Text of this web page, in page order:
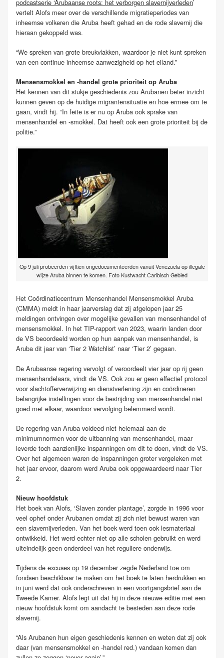
podcastserie ‘Arubaanse roots: het verborgen slavernijverleden’
vertelt Alofs meer over de verschillende migratieperiodes van
inheemse volkeren die Aruba heeft gehad en de rode slavernij die
hieraan gekoppeld was.
“We spreken van grote breukvlakken, waardoor je niet kunt spreken
van een continue inheemse aanwezigheid op het eiland.”
Mensensmokkel en -handel grote prioriteit op Aruba
Het kennen van dit stukje geschiedenis zou Arubanen beter inzicht
kunnen geven op de huidige migrantensituatie en hoe ermee om te
gaan, vindt hij. “In feite is er nu op Aruba ook sprake van
mensenhandel en -smokkel. Dat heeft ook een grote prioriteit bij de
politie.”
Op 9 juli probeerden vijftien ongedocumenteerden vanuit Venezuela op illegale
wijze Aruba binnen te komen. Foto Kustwacht Caribisch Gebied
Het Coördinatiecentrum Mensenhandel Mensensmokkel Aruba
(CMMA) meldt in haar jaarverslag dat zij afgelopen jaar 25
meldingen ontvingen over mogelijke gevallen van mensenhandel of
mensensmokkel. In het TIP-rapport van 2023, waarin landen door
de VS beoordeeld worden op hun aanpak van mensenhandel, is
Aruba dit jaar van ‘Tier 2 Watchlist’ naar ‘Tier 2’ gegaan.
De Arubaanse regering vervolgt of veroordeelt vier jaar op rij geen
mensenhandelaars, vindt de VS. Ook zou er geen effectief protocol
voor slachtofferverwijzing en dienstverlening zijn en coördineren
belangrijke instellingen voor de bestrijding van mensenhandel niet
goed met elkaar, waardoor vervolging belemmerd wordt.
De regering van Aruba voldeed niet helemaal aan de
minimumnormen voor de uitbanning van mensenhandel, maar
leverde toch aanzienlijke inspanningen om dit te doen, vindt de VS.
Over het algemeen waren de inspanningen groter vergeleken met
het jaar ervoor, daarom werd Aruba ook opgewaardeerd naar Tier
2.
Nieuw hoofdstuk
Het boek van Alofs, ‘Slaven zonder plantage’, zorgde in 1996 voor
veel ophef onder Arubanen omdat zij zich niet bewust waren van
een slavernijverleden. Van het boek werd toen ook lesmateriaal
ontwikkeld. Het werd echter niet op alle scholen gebruikt en werd
uiteindelijk geen onderdeel van het reguliere onderwijs.
Tijdens de excuses op 19 december zegde Nederland toe om
fondsen beschikbaar te maken om het boek te laten herdrukken en
in juni werd dat ook onderschreven in een voortgangsbrief aan de
Tweede Kamer. Alofs legt uit dat hij in deze nieuwe editie met een
nieuw hoofdstuk komt om aandacht te besteden aan deze rode
slavernij.
“Als Arubanen hun eigen geschiedenis kennen en weten dat zij ook
daar (van mensensmokkel en -handel red.) vandaan komen dan